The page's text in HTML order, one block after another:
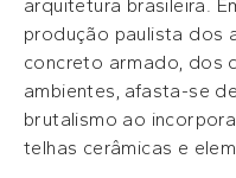
arquitetura brasileira.
produção paulista dos
concreto armado, dos
ambientes, afasta-se
brutalismo ao
telhas cerâmicas e